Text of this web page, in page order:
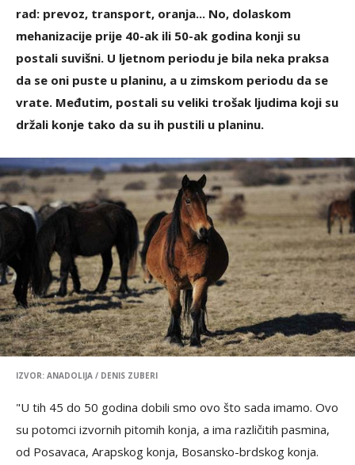
rad: prevoz, transport, oranja... No, dolaskom
mehanizacije prije 40-ak ili 50-ak godina konji su
postali suvišni. U ljetnom periodu je bila neka praksa
da se oni puste u planinu, a u zimskom periodu da se
vrate. Međutim, postali su veliki trošak ljudima koji su
držali konje tako da su ih pustili u planinu.
IZVOR: ANADOLIJA / DENIS ZUBERI
"U tih 45 do 50 godina dobili smo ovo što sada imamo. Ovo
su potomci izvornih pitomih konja, a ima različitih pasmina,
od Posavaca, Arapskog konja, Bosansko-brdskog konja.